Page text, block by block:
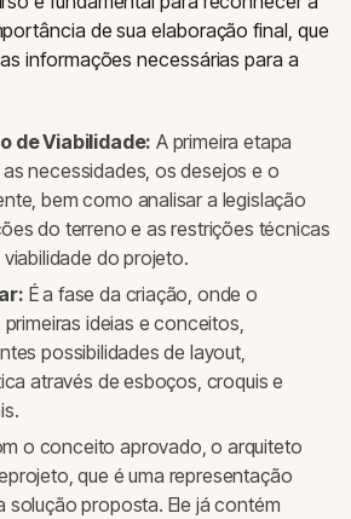
de sua elaboração final, que
informações necessárias para a
de Viabilidade: A primeira etapa
necessidades, os desejos e o
bem como analisar a legislação
do terreno e as restrições técnicas
do projeto.
É a fase da criação, onde o
ideias e conceitos,
possibilidades de layout,
através de esboços, croquis e
o conceito aprovado, o arquiteto
que é uma representação
solução proposta. Ele já contém